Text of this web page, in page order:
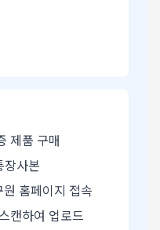
제품 구매
장사본
홈페이지 접속
캔하여 업로드